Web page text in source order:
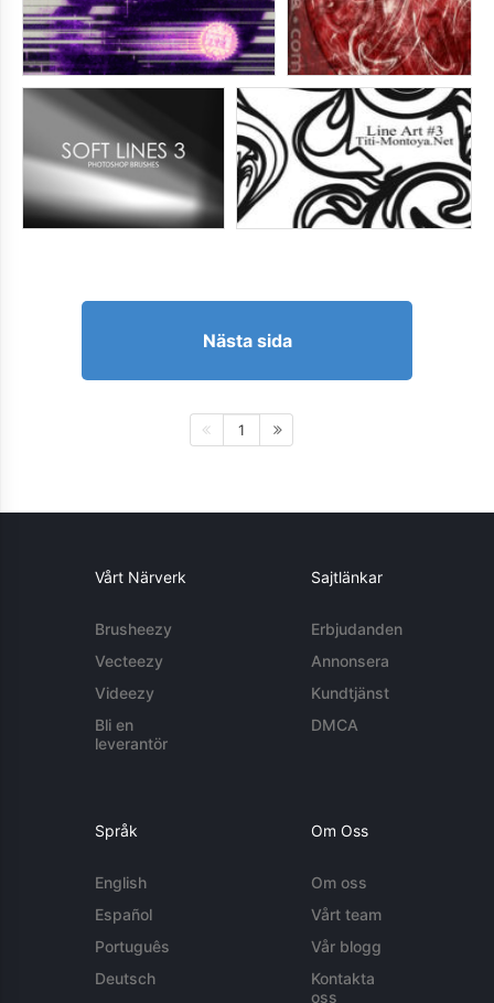
Nästa sida
1
Vårt Närverk
Brusheezy
Vecteezy
Videezy
Bli en
leverantör
Sajtlänkar
Erbjudanden
Annonsera
Kundtjänst
DMCA
Språk
English
Español
Português
Deutsch
Om Oss
Om oss
Vårt team
Vår blogg
Kontakta
oss